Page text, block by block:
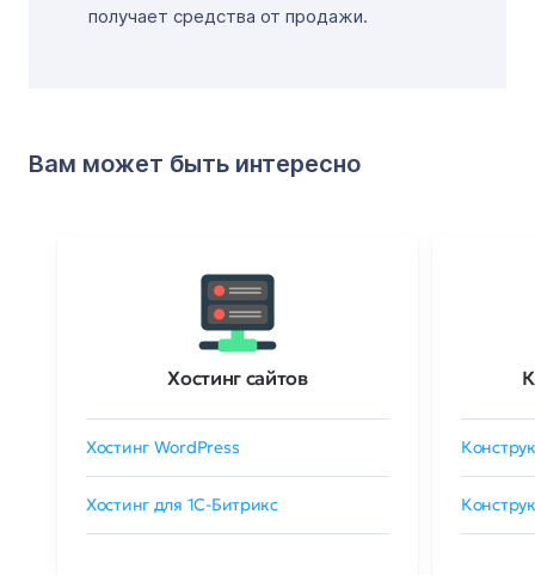
получает средства от продажи.
Вам может быть интересно
Хостинг сайтов
Хостинг WordPress
Хостинг для 1C-Битрикс